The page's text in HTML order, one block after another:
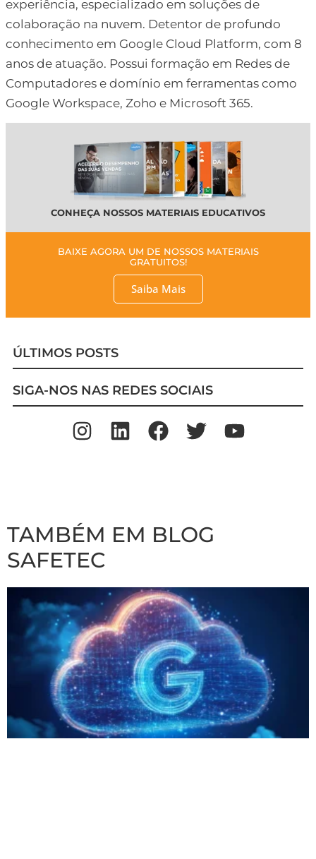
experiência, especializado em soluções de
colaboração na nuvem. Detentor de profundo
conhecimento em Google Cloud Platform, com 8
anos de atuação. Possui formação em Redes de
Computadores e domínio em ferramentas como
Google Workspace, Zoho e Microsoft 365.
CONHEÇA NOSSOS MATERIAIS EDUCATIVOS
BAIXE AGORA UM DE NOSSOS MATERIAIS
GRATUITOS!
Saiba Mais
ÚLTIMOS POSTS
SIGA-NOS NAS REDES SOCIAIS
TAMBÉM EM BLOG
SAFETEC